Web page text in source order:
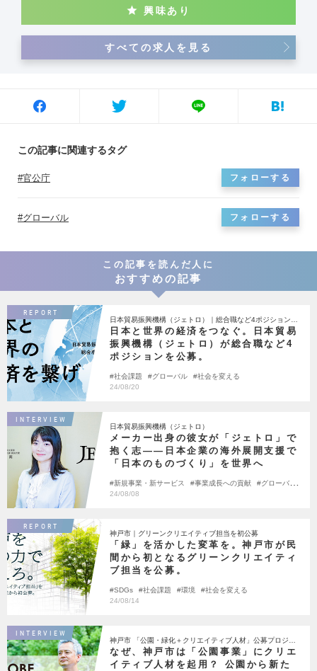
い業務経験を積みます。 ～活躍の場は世界中～ 霞が関の外務本省では、5つの
国に234の在外公館（大使館・総領事館・政府代表部）を設置しています。 ～
キャリアパスのイメージ～ 数年単位で外務本省と在外公館での勤務を繰り返し
や局長…とキャリアアップすることが可能です。マネジメントに関する知識や
経験も存分に発揮していただけます。 ＜早期からご活躍いただけるよう、研修
意しています。
興味あり
すべての求人を見る
この記事に関連するタグ
官公庁 フォローする
グローバル フォローする
この記事を読んだ人に
おすすめの記事
REPORT
日本貿易振興機構（ジェトロ）｜総合職など4ポジション公
募
日本と世界の経済をつなぐ。日本貿易
振興機構（ジェトロ）が総合職など4
ポジションを公募。
社会課題 グローバル
社会を変える
24/08/20
INTERVIEW
日本貿易振興機構（ジェトロ）
メーカー出身の彼女が「ジェトロ」で
抱く志――日本企業の海外展開支援で
「日本のものづくり」を世界へ
新規事業・新サービス 事業成長への貢献
グローバ
ル
官民連携
24/08/08
REPORT
神戸市｜グリーンクリエイティブ担当を初公募
「緑」を活かした変革を。神戸市が民
間から初となるグリーンクリエイティ
ブ担当を公募。
SDGs 社会課題 環境
社会を変える
24/08/14
INTERVIEW
神戸市 「公園・緑化＋クリエイティブ人材」公募プロジェ
クト
なぜ、神戸市は「公園事業」にクリエ
イティブ人材を起用？ 公園から新た